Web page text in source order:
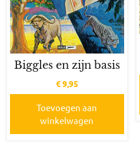
Biggles en zijn basis
€9,95
Toevoegen aan
winkelwagen